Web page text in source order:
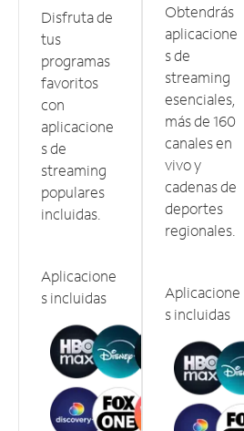
Disfruta de
tus
programas
favoritos
con
aplicacione
s de
streaming
populares
incluidas.
Aplicacione
s incluidas
Obtendrás
aplicacione
s de
streaming
esenciales,
más de 160
canales en
vivo y
cadenas de
deportes
regionales.
Aplicacione
s incluidas